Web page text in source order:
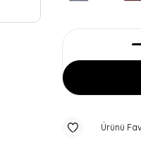
Ürünü